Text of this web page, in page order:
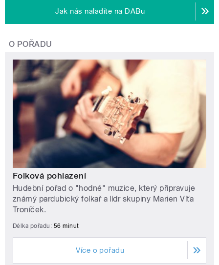
Jak nás naladíte na DABu
O POŘADU
Folková pohlazení
Hudební pořad o "hodné" muzice, který připravuje
známý pardubický folkař a lídr skupiny Marien Víťa
Troníček.
Délka pořadu: 56 minut
Více o pořadu